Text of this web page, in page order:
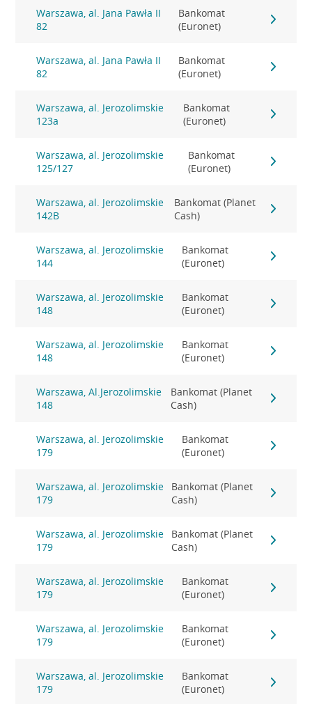
Warszawa, al. Jana Pawła II
82
Bankomat
(Euronet)
Warszawa, al. Jana Pawła II
82
Bankomat
(Euronet)
Warszawa, al. Jerozolimskie
123a
Bankomat
(Euronet)
Warszawa, al. Jerozolimskie
125/127
Bankomat
(Euronet)
Warszawa, al. Jerozolimskie
142B
Bankomat (Planet
Cash)
Warszawa, al. Jerozolimskie
144
Bankomat
(Euronet)
Warszawa, al. Jerozolimskie
148
Bankomat
(Euronet)
Warszawa, al. Jerozolimskie
148
Bankomat
(Euronet)
Warszawa, Al.Jerozolimskie
148
Bankomat (Planet
Cash)
Warszawa, al. Jerozolimskie
179
Bankomat
(Euronet)
Warszawa, al. Jerozolimskie
179
Bankomat (Planet
Cash)
Warszawa, al. Jerozolimskie
179
Bankomat (Planet
Cash)
Warszawa, al. Jerozolimskie
179
Bankomat
(Euronet)
Warszawa, al. Jerozolimskie
179
Bankomat
(Euronet)
Warszawa, al. Jerozolimskie
179
Bankomat
(Euronet)